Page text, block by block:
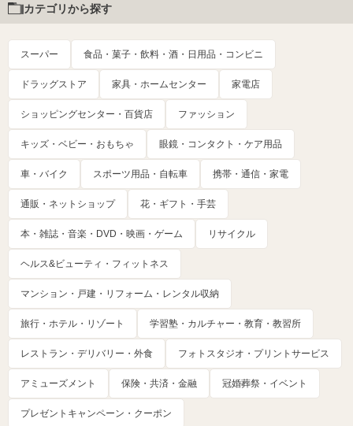
カテゴリから探す
スーパー 食品・菓子・飲料・酒・日用品・コンビニ
ドラッグストア 家具・ホームセンター 家電店
ショッピングセンター・百貨店 ファッション
キッズ・ベビー・おもちゃ 眼鏡・コンタクト・ケア用品
車・バイク スポーツ用品・自転車 携帯・通信・家電
通販・ネットショップ 花・ギフト・手芸
本・雑誌・音楽・DVD・映画・ゲーム リサイクル
ヘルス&ビューティ・フィットネス
マンション・戸建・リフォーム・レンタル収納
旅行・ホテル・リゾート 学習塾・カルチャー・教育・教習所
レストラン・デリバリー・外食 フォトスタジオ・プリントサービス
アミューズメント 保険・共済・金融 冠婚葬祭・イベント
プレゼントキャンペーン・クーポン